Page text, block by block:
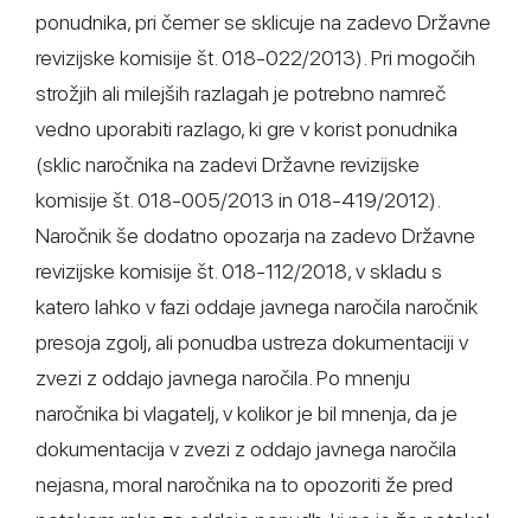
ponudnika, pri čemer se sklicuje na zadevo Državne
revizijske komisije št. 018-022/2013). Pri mogočih
strožjih ali milejših razlagah je potrebno namreč
vedno uporabiti razlago, ki gre v korist ponudnika
(sklic naročnika na zadevi Državne revizijske
komisije št. 018-005/2013 in 018-419/2012).
Naročnik še dodatno opozarja na zadevo Državne
revizijske komisije št. 018-112/2018, v skladu s
katero lahko v fazi oddaje javnega naročila naročnik
presoja zgolj, ali ponudba ustreza dokumentaciji v
zvezi z oddajo javnega naročila. Po mnenju
naročnika bi vlagatelj, v kolikor je bil mnenja, da je
dokumentacija v zvezi z oddajo javnega naročila
nejasna, moral naročnika na to opozoriti že pred